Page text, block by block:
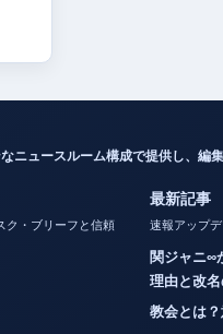
ニュースルーム構成で提供し、編
・ブリーフと信頼
最新記事
速報アップ
関ジャニ∞
教会とは
カノック